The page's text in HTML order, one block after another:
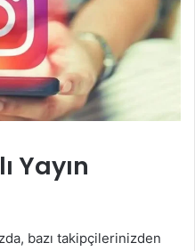
Yayın
bazı takipçilerinizden